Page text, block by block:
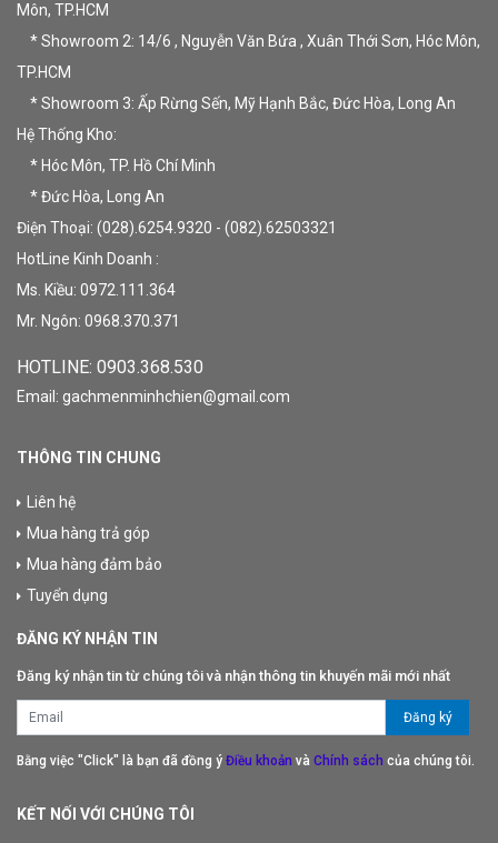
Môn, TP.HCM
* Showroom 2: 14/6 , Nguyễn Văn Bứa , Xuân Thới Sơn, Hóc Môn,
TP.HCM
* Showroom 3: Ấp Rừng Sến, Mỹ Hạnh Bắc, Đức Hòa, Long An
Hệ Thống Kho:
* Hóc Môn, TP. Hồ Chí Minh
* Đức Hòa, Long An
Điện Thoại: (028).6254.9320 - (082).62503321
HotLine Kinh Doanh :
Ms. Kiều: 0972.111.364
Mr. Ngôn: 0968.370.371
HOTLINE: 0903.368.530
Email: gachmenminhchien@gmail.com
THÔNG TIN CHUNG
Liên hệ
Mua hàng trả góp
Mua hàng đảm bảo
Tuyển dụng
ĐĂNG KÝ NHẬN TIN
Đăng ký nhận tin từ chúng tôi và nhận thông tin khuyến mãi mới nhất
Bằng việc "Click" là bạn đã đồng ý Điều khoản và Chính sách của chúng tôi.
KẾT NỐI VỚI CHÚNG TÔI